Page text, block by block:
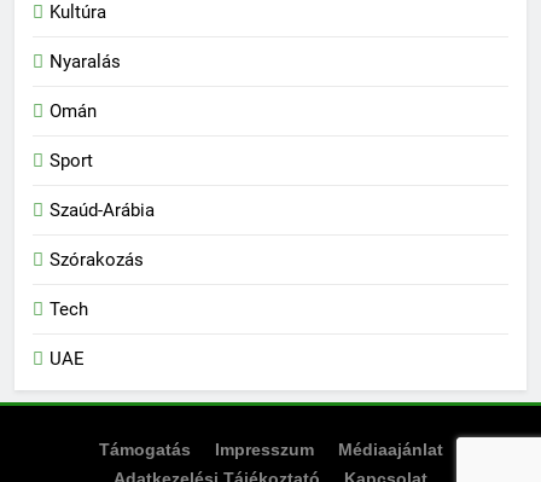
Kultúra
Nyaralás
Omán
Sport
Szaúd-Arábia
Szórakozás
Tech
UAE
Támogatás Impresszum
Médiaajánlat